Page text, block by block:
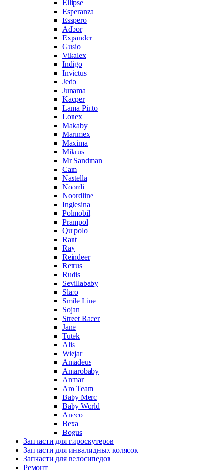
Ellipse
Esperanza
Esspero
Adbor
Expander
Gusio
Vikalex
Indigo
Invictus
Jedo
Junama
Kacper
Lama Pinto
Lonex
Makaby
Marimex
Maxima
Mikrus
Mr Sandman
Cam
Nastella
Noordi
Noordline
Inglesina
Polmobil
Prampol
Quipolo
Rant
Ray
Reindeer
Retrus
Rudis
Sevillababy
Slaro
Smile Line
Sojan
Street Racer
Jane
Tutek
Alis
Wiejar
Amadeus
Amarobaby
Anmar
Aro Team
Baby Merc
Baby World
Aneco
Bexa
Bogus
Запчасти для гироскутеров
Запчасти для инвалидных колясок
Запчасти для велосипедов
Ремонт